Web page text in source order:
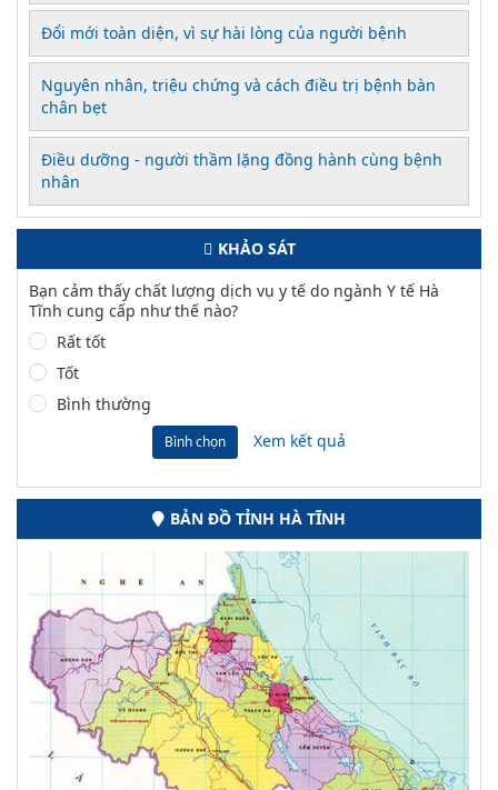
Đổi mới toàn diện, vì sự hài lòng của người bệnh
Nguyên nhân, triệu chứng và cách điều trị bệnh bàn
chân bẹt
Điều dưỡng - người thầm lặng đồng hành cùng bệnh
nhân
KHẢO SÁT
Bạn cảm thấy chất lượng dịch vụ y tế do ngành Y tế Hà
Tĩnh cung cấp như thế nào?
Rất tốt
Tốt
Bình thường
Bình chọn Xem kết quả
BẢN ĐỒ TỈNH HÀ TĨNH